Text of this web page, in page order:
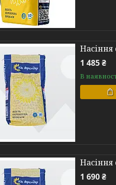
1 485 ₴
В
1 690 ₴